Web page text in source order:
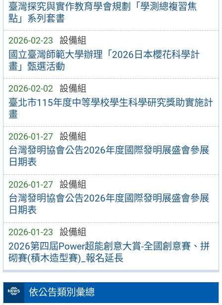
臺灣探究與實作教育學會規劃「學測總複習焦
點」系列套書
2026-02-23 設備組
國立臺灣師範大學辦理「2026日本櫻花科學計
畫」甄選活動
2026-02-02 設備組
臺北市115年度中等學校學生科學研究獎助實施計
畫
2026-01-27 設備組
台灣發明協會公告2026年度國際發明展盛會參展
日期表
2026-01-27 設備組
台灣發明協會公告2026年度國際發明展盛會參展
日期表
2026-01-23 設備組
2026第四屆Power超能創意大賞-全國創意賽、拼
砌賽(積木造型賽)_報名延長
依公告類別彙總